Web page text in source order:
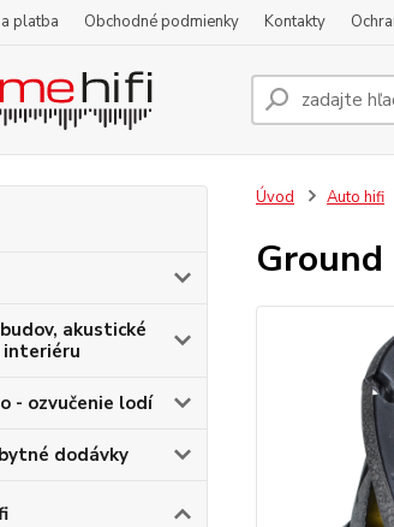
platba Obchodné podmienky Kontakty
akustické
- ozvučenie lodí
dodávky
Úvod Auto hifi
Ground